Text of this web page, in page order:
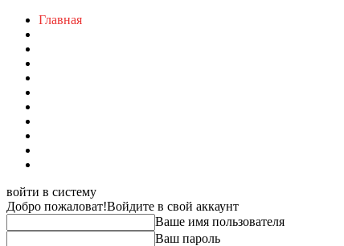
Главная
войти в систему
Добро пожаловат!Войдите в свой аккаунт
Ваше имя пользователя
Ваш пароль